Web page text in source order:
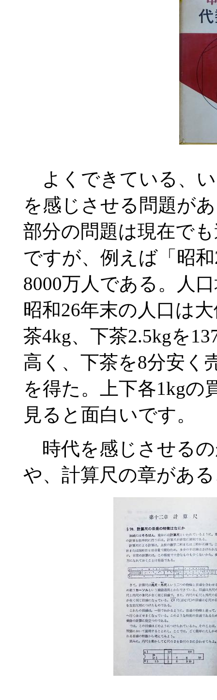
よくできている、
を感じさせる問題が
部分の問題は現在で
ですが、例えば「昭
8000万人である。人
昭和26年末の人口は
茶4kg、下茶2.5kgを
高く、下茶を8分安く
を得た。上下各1kgの
見ると面白いです。
時代を感じさせる
や、計算尺の章があ